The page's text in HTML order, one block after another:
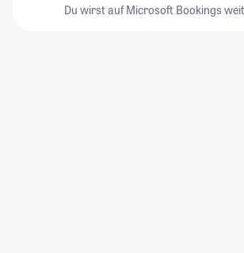
Du wirst auf Microsoft Bookings